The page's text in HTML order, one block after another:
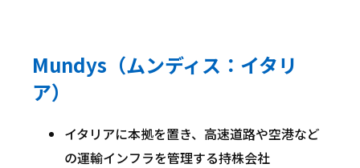
Mundys（ムンディス：イタリ
ア）
イタリアに本拠を置き、高速道路や空港など
の運輸インフラを管理する持株会社